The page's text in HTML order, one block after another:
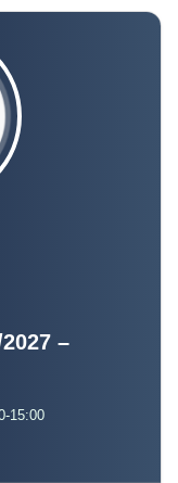
–
15:00